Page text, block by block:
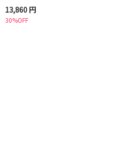
13,860 円
30%OFF